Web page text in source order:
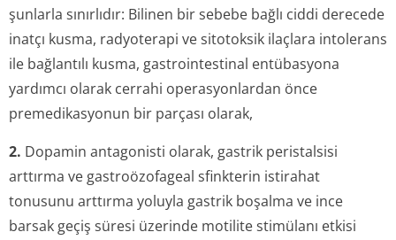
şunlarla sınırlıdır: Bilinen bir sebebe bağlı ciddi derecede
inatçı kusma, radyoterapi ve sitotoksik ilaçlara intolerans
ile bağlantılı kusma, gastrointestinal entübasyona
yardımcı olarak cerrahi operasyonlardan önce
premedikasyonun bir parçası olarak,
2. Dopamin antagonisti olarak, gastrik peristalsisi
arttırma ve gastroözofageal sfinkterin istirahat
tonusunu arttırma yoluyla gastrik boşalma ve ince
barsak geçiş süresi üzerinde motilite stimülanı etkisi